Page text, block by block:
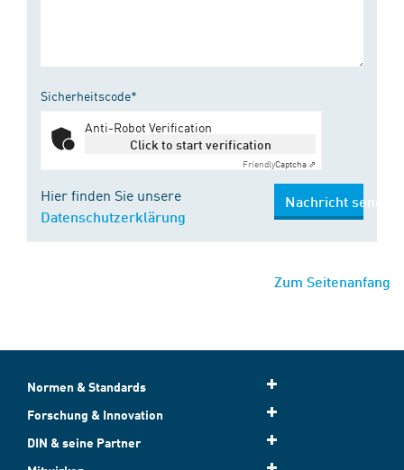
Sicherheitscode*
Anti-Robot Verification
Click to start verification
FriendlyCaptcha ⇗
Hier finden Sie unsere
Datenschutzerklärung
Nachricht senden
Zum Seitenanfang
Normen & Standards
Forschung & Innovation
DIN & seine Partner